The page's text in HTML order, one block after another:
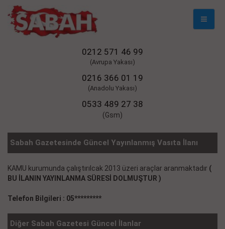
Mobil
0212 571 46 99
(Avrupa Yakası)
0216 366 01 19
(Anadolu Yakası)
0533 489 27 38
(Gsm)
Sabah Gazetesinde Güncel Yayınlanmış Vasıta İlanı
KAMU kurumunda çalıştırılcak 2013 üzeri araçlar aranmaktadır (
BU İLANIN YAYINLANMA SÜRESİ DOLMUŞTUR )
Telefon Bilgileri : 05*********
Diğer Sabah Gazetesi Güncel İlanlar